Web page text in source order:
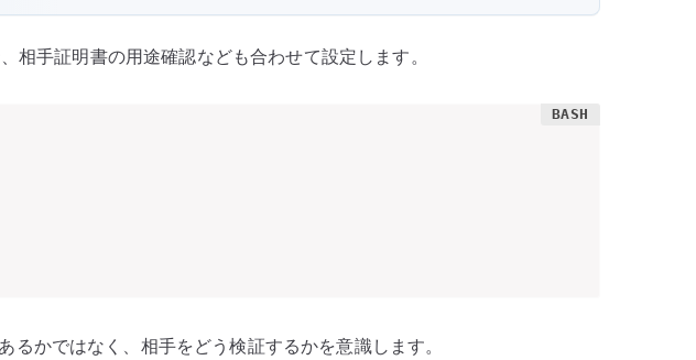
手証明書の用途確認なども合わせて設定します。
かではなく、相手をどう検証するかを意識します。